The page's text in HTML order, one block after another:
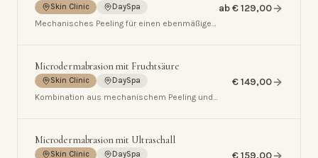
Skin Clinic DaySpa
Mechanisches Peeling für einen ebenmäßigen,
ab € 129,00
Microdermabrasion mit Fruchtsäure
Skin Clinic DaySpa
Kombination aus mechanischem Peeling und
€ 149,00
Microdermabrasion mit Ultraschall
Skin Clinic DaySpa € 159,00